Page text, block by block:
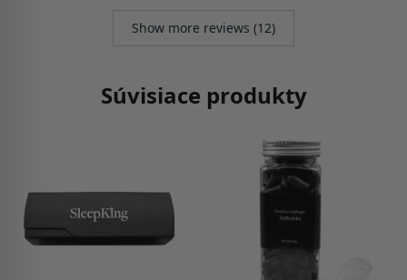
Show more reviews (12)
Súvisiace produkty